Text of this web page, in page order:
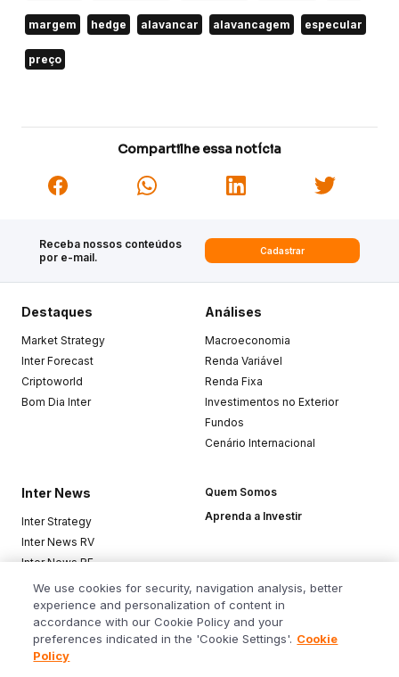
margem hedge alavancar alavancagem especular
preço
Compartilhe essa notícia
Receba nossos conteúdos
por e-mail.
Cadastrar
Destaques
Market Strategy
Inter Forecast
Criptoworld
Bom Dia Inter
Análises
Macroeconomia
Renda Variável
Renda Fixa
Investimentos no Exterior
Fundos
Cenário Internacional
Inter News
Inter Strategy
Inter News RV
Inter News RF
Top Funds
Quem Somos
Aprenda a Investir
Baixe o app
We use cookies for security, navigation analysis, better
experience and personalization of content in
accordance with our Cookie Policy and your
preferences indicated in the 'Cookie Settings'. Cookie
Policy